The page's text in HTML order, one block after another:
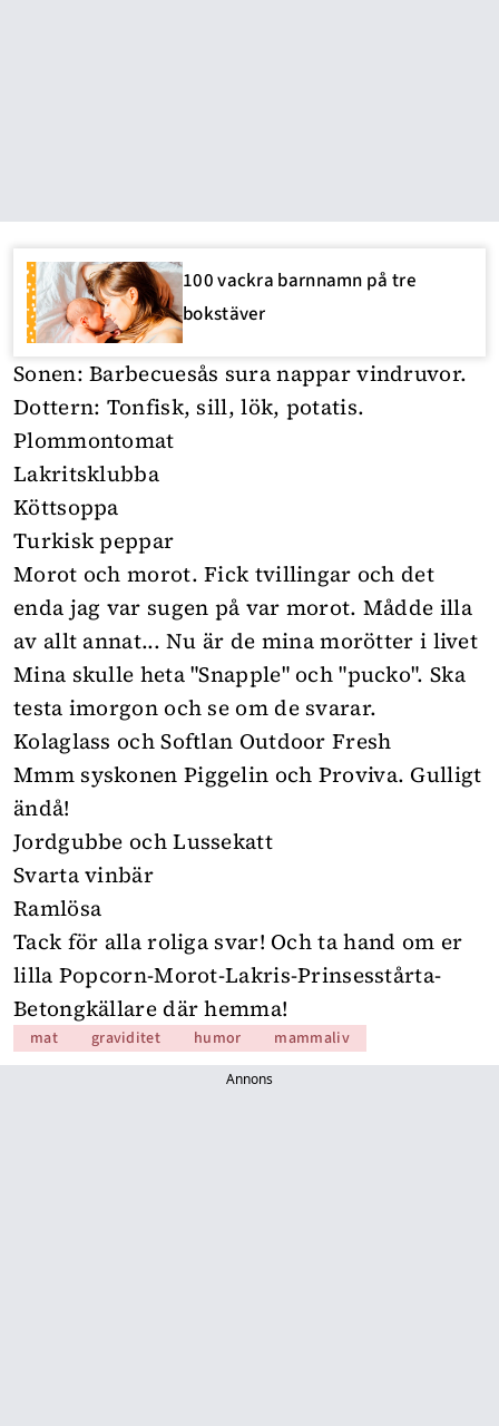
100 vackra barnnamn på tre
bokstäver
Sonen: Barbecuesås sura nappar vindruvor.
Dottern: Tonfisk, sill, lök, potatis.
Plommontomat
Lakritsklubba
Köttsoppa
Turkisk peppar
Morot och morot. Fick tvillingar och det
enda jag var sugen på var morot. Mådde illa
av allt annat... Nu är de mina morötter i livet
Mina skulle heta "Snapple" och "pucko". Ska
testa imorgon och se om de svarar.
Kolaglass och Softlan Outdoor Fresh
Mmm syskonen Piggelin och Proviva. Gulligt
ändå!
Jordgubbe och Lussekatt
Svarta vinbär
Ramlösa
Tack för alla roliga svar! Och ta hand om er
lilla Popcorn-Morot-Lakris-Prinsesstårta-
Betongkällare där hemma!
mat graviditet humor mammaliv
Annons